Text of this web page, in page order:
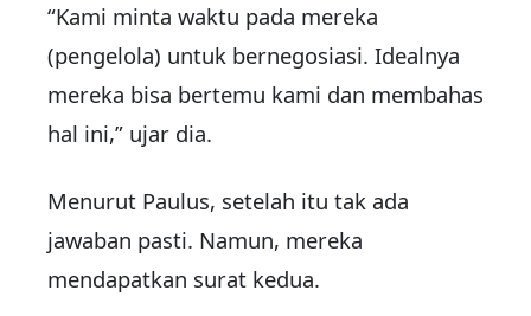
“Kami minta waktu pada mereka
(pengelola) untuk bernegosiasi. Idealnya
mereka bisa bertemu kami dan membahas
hal ini,” ujar dia.
Menurut Paulus, setelah itu tak ada
jawaban pasti. Namun, mereka
mendapatkan surat kedua.